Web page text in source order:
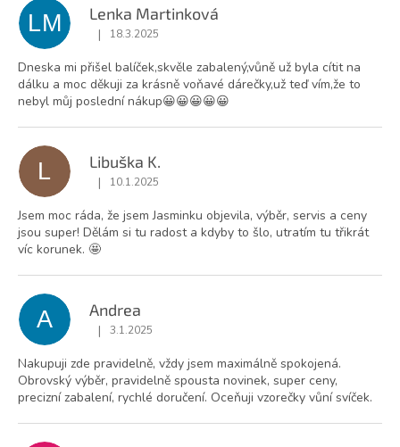
LM Lenka Martinková
Hodnocení obchodu je 5 z 5 hvězdiček.
| 18.3.2025
Dneska mi přišel balíček,skvěle zabalený,vůně už byla cítit na
dálku a moc děkuji za krásně voňavé dárečky,už teď vím,že to
nebyl můj poslední nákup😀😀😀😀😀
L Libuška K.
Hodnocení obchodu je 5 z 5 hvězdiček.
| 10.1.2025
Jsem moc ráda, že jsem Jasminku objevila, výběr, servis a ceny
jsou super! Dělám si tu radost a kdyby to šlo, utratím tu třikrát
víc korunek. 🤩
A Andrea
Hodnocení obchodu je 5 z 5 hvězdiček.
| 3.1.2025
Nakupuji zde pravidelně, vždy jsem maximálně spokojená.
Obrovský výběr, pravidelně spousta novinek, super ceny,
precizní zabalení, rychlé doručení. Oceňuji vzorečky vůní svíček.